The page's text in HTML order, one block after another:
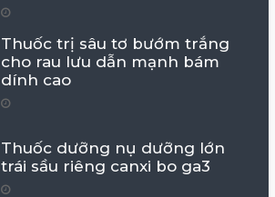
Thuốc trị sâu tơ bướm trắng
cho rau lưu dẫn mạnh bám
dính cao
Thuốc dưỡng nụ dưỡng lớn
trái sầu riêng canxi bo ga3